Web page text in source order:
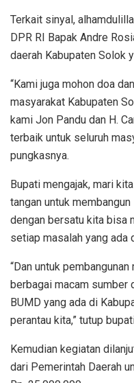
Terkait sinyal,
DPR RI Bapak Andre
daerah Kabupaten Solok
“Kami juga mohon doa
masyarakat Kabupaten
kami Jon Pandu dan H.
terbaik untuk seluruh
pungkasnya.
Bupati mengajak, mari
tangan untuk
dengan bersatu kita bisa
setiap masalah yang ada
“Dan untuk
berbagai macam sumber
BUMD yang ada di
perantau kita,” tutup
Kemudian kegiatan
dari Pemerintah Daerah